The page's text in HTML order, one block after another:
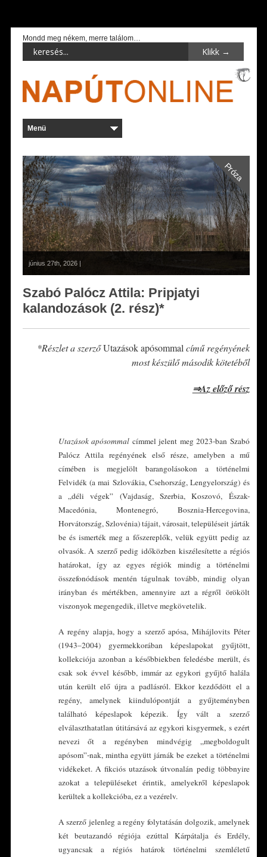
Mondd meg nékem, merre találom…
Próza
június 27th, 2026 |
Szabó Palócz Attila: Pripjatyi
kalandozások (2. rész)*
*Részlet a szerzőUtazások apósommal című regényének
most készülő második kötetéből
⇒Az előző rész
Utazások apósommal címmel jelent meg 2023-ban Szabó
Palócz Attila regényének első része, amelyben a mű
címében is megjelölt barangolásokon a történelmi
Felvidék (a mai Szlovákia, Csehország, Lengyelország) és
a „déli végek” (Vajdaság, Szerbia, Koszovó, Észak-
Macedónia, Montenegró, Bosznia-Hercegovina,
Horvátország, Szlovénia) tájait, városait, településeit járták
be és ismerték meg a főszereplők, velük együtt pedig az
olvasók. A szerző pedig időközben kiszélesítette a régiós
határokat, így az egyes régiók mindig a történelmi
összefonódások mentén tágulnak tovább, mindig olyan
irányban és mértékben, amennyire azt a régről örökölt
viszonyok megengedik, illetve megkövetelik.
A regény alapja, hogy a szerző apósa, Mihájlovits Péter
(1943–2004) gyermekkorában képeslapokat gyűjtött,
kollekciója azonban a későbbiekben feledésbe merült, és
csak sok évvel később, immár az egykori gyűjtő halála
után került elő újra a padlásról. Ekkor kezdődött el a
regény, amelynek kiindulópontját a gyűjteményben
található képeslapok képezik. Így vált a szerző
elválaszthatatlan útitársává az egykori kisgyermek, s ezért
nevezi őt a regényben mindvégig „megboldogult
apósom”-nak, mintha együtt járnák be ezeket a történelmi
vidékeket. A fikciós utazások útvonalán pedig többnyire
azokat a településeket érintik, amelyekről képeslapok
kerültek a kollekcióba, ez a vezérelv.
A szerző jelenleg a regény folytatásán dolgozik, amelynek
két beutazandó régiója ezúttal Kárpátalja és Erdély,
ugyancsak a régiós határok történelmi szemléletű